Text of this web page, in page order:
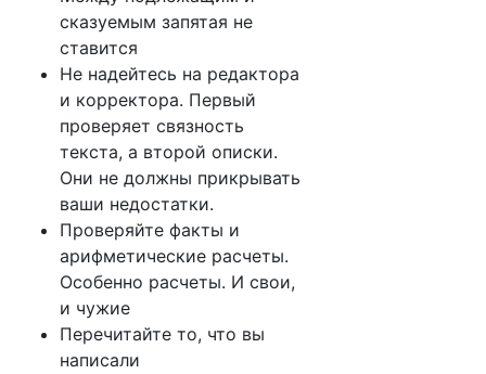
сказуемым запятая не
ставится
Не надейтесь на редактора
и корректора. Первый
проверяет связность
текста, а второй описки.
Они не должны прикрывать
ваши недостатки.
Проверяйте факты и
арифметические расчеты.
Особенно расчеты. И свои,
и чужие
Перечитайте то, что вы
написали